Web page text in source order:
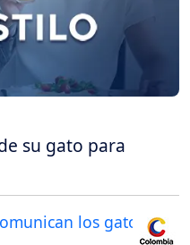
su gato para